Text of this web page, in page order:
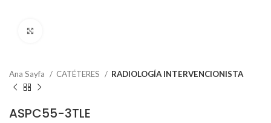
Ana Sayfa CATÉTERES RADIOLOGÍA INTERVENCIONISTA
ASPC55-3TLE